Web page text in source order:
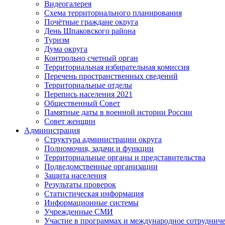
Видеогалерея
Схема территориального планирования
Почётные граждане округа
День Шпаковского района
Туризм
Дума округа
Контрольно счетный орган
Территориальная избирательная комиссия
Перечень пространственных сведений
Территориальные отделы
Перепись населения 2021
Общественный Совет
Памятные даты в военной истории России
Совет женщин
Администрация
Структура администрации округа
Полномочия, задачи и функции
Территориальные органы и представительства
Подведомственные организации
Защита населения
Результаты проверок
Статистическая информация
Информационные системы
Учрежденные СМИ
Участие в программах и международное